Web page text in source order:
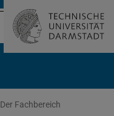
Der Fachbereich